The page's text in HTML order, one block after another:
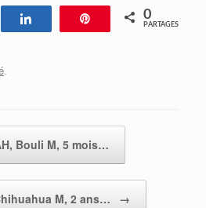
Partagez Enregistrer
0
PARTAGES
.
Bouli M, 5 mois…
M, 2 ans… →